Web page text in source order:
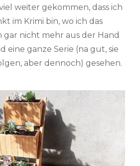
weiter gekommen, dass ich
im Krimi bin, wo ich das
gar nicht mehr aus der Hand
eine ganze Serie (na gut, sie
aber dennoch) gesehen.